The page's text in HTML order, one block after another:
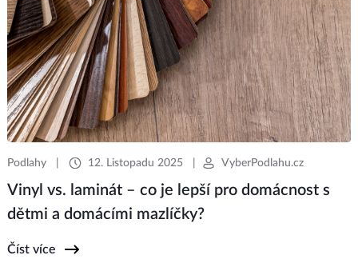
Podlahy| 12. Listopadu 2025| VyberPodlahu.cz
Vinyl vs. laminát – co je lepší pro domácnost s
dětmi a domácími mazlíčky?
Číst více